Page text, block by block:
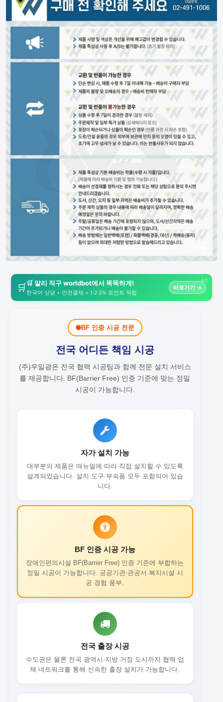
AD
🛒🛒 알리 직구 worldbot에서 똑똑하게!
한국어 상담 + 안전결제 + 1·2·3% 포인트 적립
바로가기 →
BF 인증 시공 전문
전국 어디든 책임 시공
(주)우일광은 전국 협력 시공팀과 함께 전문 설치 서비스
를 제공합니다. BF(Barrier Free) 인증 기준에 맞는 정밀
시공이 가능합니다.
자가 설치 가능
대부분의 제품은 매뉴얼에 따라 직접 설치할 수 있도록
설계되었습니다. 설치 도구·부속품 모두 포함되어 있습
니다.
BF 인증 시공 가능
장애인편의시설 BF(Barrier Free) 인증 기준에 부합하는
정밀 시공이 가능합니다. 공공기관·관공서·복지시설 시
공 경험 풍부.
전국 출장 시공
수도권은 물론 전국 광역시·지방 거점 도시까지 협력 업
체 네트워크를 통해 신속한 출장 설치가 가능합니다.